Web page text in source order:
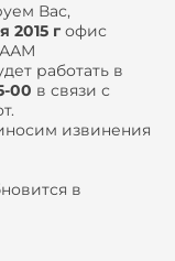
Вас,
2015 г офис
работать в
00 в связи с
извинения
в